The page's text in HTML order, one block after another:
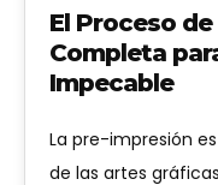
El Proceso
Completa
Impecable
La pre-impresión
de las artes